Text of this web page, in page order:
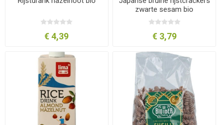
€ 4,39
zwarte sesam bio
€ 3,79